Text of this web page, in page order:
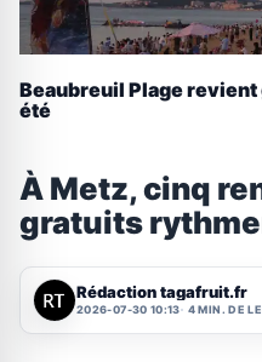
Beaubreuil Plage
été
À Metz, cinq
gratuits
Rédaction tagafruit.fr
2026-07-30 10:13 4 MIN. DE